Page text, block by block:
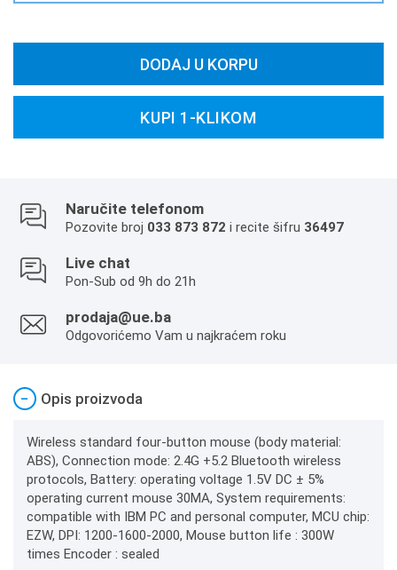
DODAJ U KORPU
KUPI 1-KLIKOM
Naručite telefonom
Pozovite broj 033 873 872 i recite šifru 36497
Live chat
Pon-Sub od 9h do 21h
prodaja@ue.ba
Odgovorićemo Vam u najkraćem roku
− Opis proizvoda
Wireless standard four-button mouse (body material:
ABS), Connection mode: 2.4G +5.2 Bluetooth wireless
protocols, Battery: operating voltage 1.5V DC ± 5%
operating current mouse 30MA, System requirements:
compatible with IBM PC and personal computer, MCU chip:
EZW, DPI: 1200-1600-2000, Mouse button life : 300W
times Encoder : sealed